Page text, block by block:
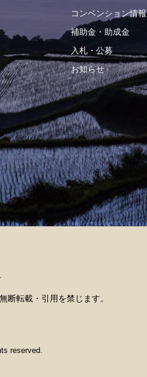
コンベンション情報
補助金・助成金
入札・公募
お知らせ
断転載・引用を禁じます。
reserved.